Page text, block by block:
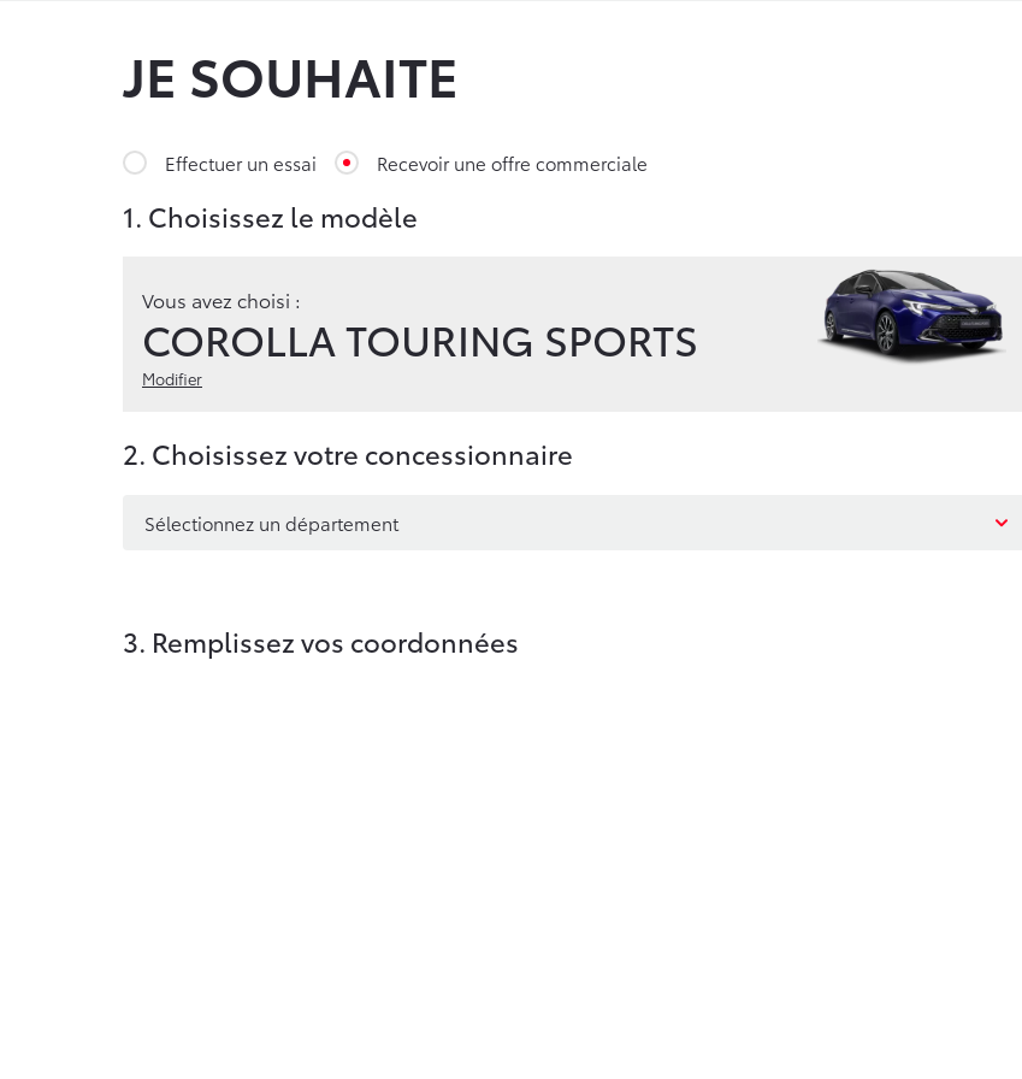
JE SOUHAITE
Effectuer un essai Recevoir une offre commerciale
1. Choisissez le modèle
Vous avez choisi :
COROLLA TOURING SPORTS
Modifier
2. Choisissez votre concessionnaire
Sélectionnez un département
3. Remplissez vos coordonnées